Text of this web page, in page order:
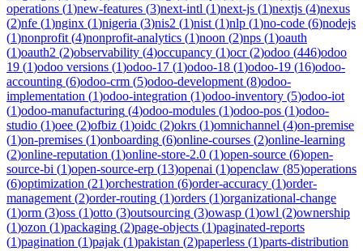
operations (1)new-features (3)next-intl (1)next-js (1)nextjs (4)nexus
(2)nfe (1)nginx (1)nigeria (3)nis2 (1)nist (1)nlp (1)no-code (6)nodejs
(1)nonprofit (4)nonprofit-analytics (1)noon (2)nps (1)oauth
(1)oauth2 (2)observability (4)occupancy (1)ocr(2)odoo (446)odoo
19 (1)odoo versions (1)odoo-17 (1)odoo-18 (1)odoo-19 (16)odoo-
accounting (6)odoo-crm (5)odoo-development (8)odoo-
implementation (1)odoo-integration (1)odoo-inventory (5)odoo-iot
(1)odoo-manufacturing (4)odoo-modules (1)odoo-pos (1)odoo-
studio (1)oee (2)ofbiz (1)oidc (2)okrs (1)omnichannel (4)on-premise
(1)on-premises (1)onboarding (6)online-courses (2)online-learning
(2)online-reputation (1)online-store-2.0 (1)open-source (6)open-
source-bi (1)open-source-erp (13)openai (1)openclaw (85)operations
(6)optimization (21)orchestration (6)order-accuracy (1)order-
management (2)order-routing (1)orders (1)organizational-change
(1)orm (3)oss (1)otto (3)outsourcing (3)owasp (1)owl (2)ownership
(1)ozon (1)packaging (2)page-objects (1)paginated-reports
(1)pagination (1)pajak (1)pakistan (2)paperless (1)parts-distribution